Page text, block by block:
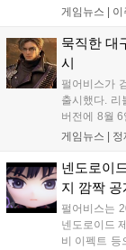
공개했다. 또
자의 편의성
게임뉴스 | 이
묵직한 대
시
펄어비스가
출시했다. 리
버전에 8월
께 신규·복귀
가 순차적으
시스템 등 대
게임뉴스 | 정
넨도로이
지 깜짝 공
펄어비스는
넨도로이드
비 이펙트 등